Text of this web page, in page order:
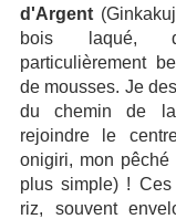
d'Argent
bois laqué,
particulièrement
de mousses. Je
du chemin de
rejoindre le
onigiri, mon
plus simple) !
riz, souvent